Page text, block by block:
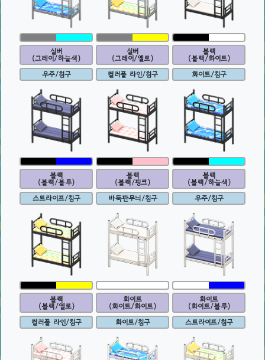
실버
(그레이/하늘색)
우주/침구
실버
(그레이/옐로)
컬러풀 라인/침구
블랙
(블랙/화이트)
화이트/침구
블랙
(블랙/블루)
스트라이프/침구
블랙
(블랙/핑크)
바둑판무늬/침구
블랙
(블랙/하늘색)
우주/침구
블랙
(블랙/옐로)
컬러풀 라인/침구
화이트
(화이트/화이트)
화이트/침구
화이트
(화이트/블루)
스트라이프/침구